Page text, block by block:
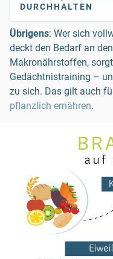
DURCHHALTEN
Übrigens: Wer sich
deckt den Bedarf an
Makronährstoffen,
Gedächtnistraining –
zu sich. Das gilt auch
pflanzlich ernähren.